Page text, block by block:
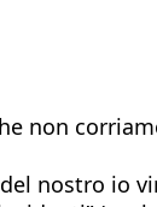
non
nostro io